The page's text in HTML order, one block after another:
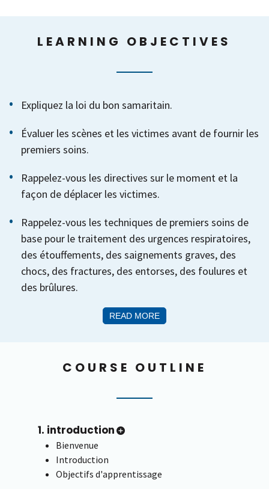
LEARNING OBJECTIVES
Expliquez la loi du bon samaritain.
Évaluer les scènes et les victimes avant de fournir les
premiers soins.
Rappelez-vous les directives sur le moment et la
façon de déplacer les victimes.
Rappelez-vous les techniques de premiers soins de
base pour le traitement des urgences respiratoires,
des étouffements, des saignements graves, des
chocs, des fractures, des entorses, des foulures et
des brûlures.
READ MORE
COURSE OUTLINE
1. introduction
Bienvenue
Introduction
Objectifs d'apprentissage